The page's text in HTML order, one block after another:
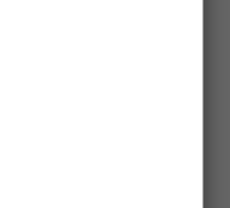
Ist
lebensbedrohliches
Hyperthermie
°C) und eine akute
körperlicher